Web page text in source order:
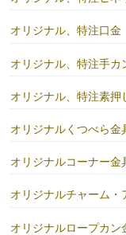
オリジナル、特注口金
オリジナル、特注手カ
オリジナル、特注素押
オリジナルくつべら金
オリジナルコーナー金
オリジナルチャーム・
オリジナルロープカン